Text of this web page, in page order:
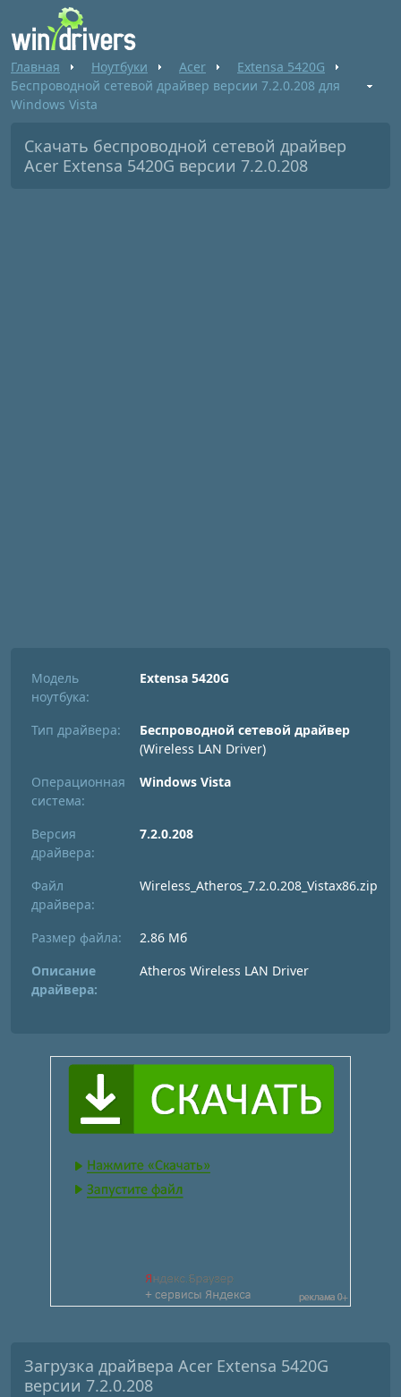
Главная Ноутбуки Acer
Extensa 5420G
Беспроводной сетевой драйвер версии 7.2.0.208 для
Windows Vista
Скачать беспроводной сетевой драйвер
Acer Extensa 5420G версии 7.2.0.208
Модель
ноутбука:
Extensa 5420G
Тип драйвера:
Беспроводной сетевой драйвер
(Wireless LAN Driver)
Операционная
система:
Windows Vista
Версия
драйвера:
7.2.0.208
Файл
драйвера:
Wireless_Atheros_7.2.0.208_Vistax86.zip
Размер файла:
2.86 Мб
Описание
драйвера:
Atheros Wireless LAN Driver
Загрузка драйвера Acer Extensa 5420G
версии 7.2.0.208